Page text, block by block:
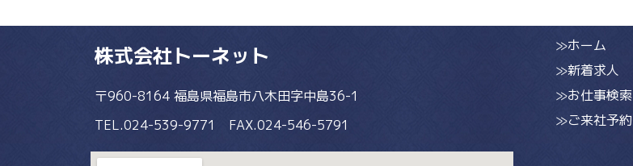
株式会社トーネット
〒960-8164 福島県福島市八木田字中島36-1
TEL.024-539-9771 FAX.024-546-5791
≫ホーム
≫新着求人
≫お仕事検索
≫ご来社予約